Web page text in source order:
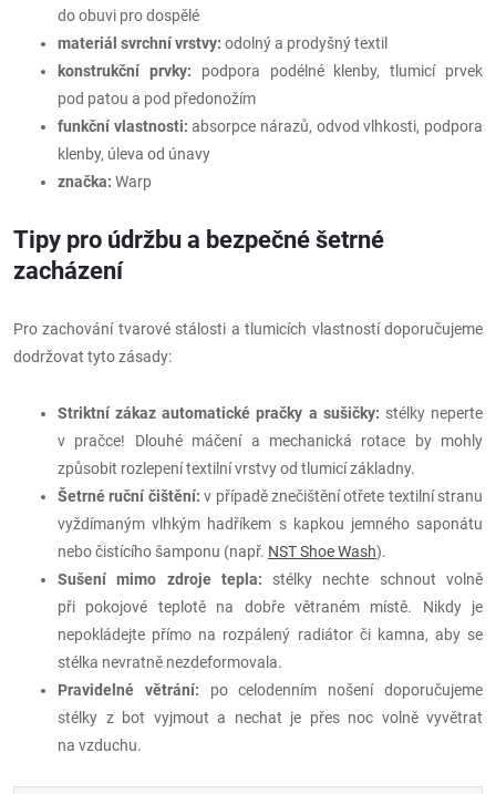
do obuvi pro dospělé
materiál svrchní vrstvy: odolný a prodyšný textil
konstrukční prvky: podpora podélné klenby, tlumicí prvek
pod patou a pod předonožím
funkční vlastnosti: absorpce nárazů, odvod vlhkosti, podpora
klenby, úleva od únavy
značka: Warp
Tipy pro údržbu a bezpečné šetrné
zacházení
Pro zachování tvarové stálosti a tlumicích vlastností doporučujeme
dodržovat tyto zásady:
Striktní zákaz automatické pračky a sušičky: stélky neperte
v pračce! Dlouhé máčení a mechanická rotace by mohly
způsobit rozlepení textilní vrstvy od tlumicí základny.
Šetrné ruční čištění: v případě znečištění otřete textilní stranu
vyždímaným vlhkým hadříkem s kapkou jemného saponátu
nebo čistícího šamponu (např. NST Shoe Wash).
Sušení mimo zdroje tepla: stélky nechte schnout volně
při pokojové teplotě na dobře větraném místě. Nikdy je
nepokládejte přímo na rozpálený radiátor či kamna, aby se
stélka nevratně nezdeformovala.
Pravidelné větrání: po celodenním nošení doporučujeme
stélky z bot vyjmout a nechat je přes noc volně vyvětrat
na vzduchu.